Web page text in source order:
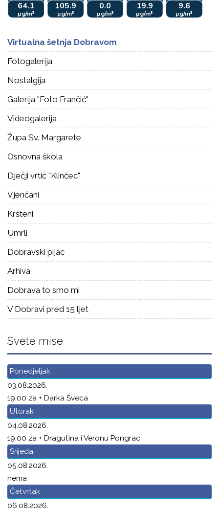
Virtualna šetnja Dobravom
Fotogalerija
Nostalgija
Galerija "Foto Frančić"
Videogalerija
Župa Sv. Margarete
Osnovna škola
Dječji vrtić "Klinčec"
Vjenčani
Kršteni
Umrli
Dobravski pijac
Arhiva
Dobrava to smo mi
V Dobravi pred 15 ljet
Svete mise
Ponedjeljak
03.08.2026.
19.00 za + Darka Šveca
Utorak
04.08.2026.
19.00 za + Dragutina i Veronu Pongrac
Srijeda
05.08.2026.
nema
Četvrtak
06.08.2026.